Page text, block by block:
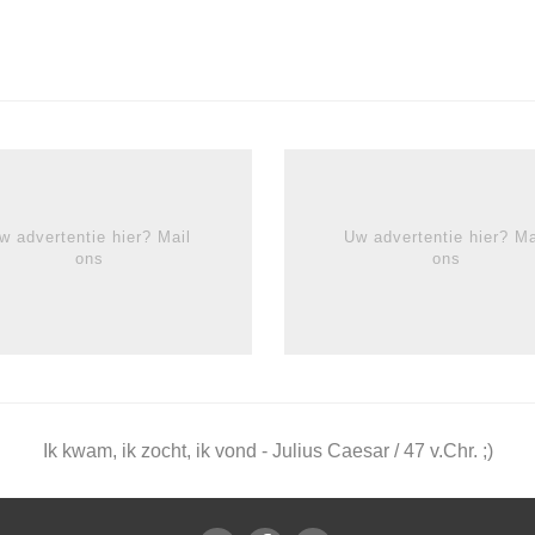
advertentie hier? Mail
ons
Uw advertentie hier?
ons
Ik kwam, ik zocht, ik vond - Julius Caesar / 47 v.Chr. ;)